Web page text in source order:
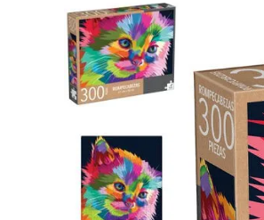
Creatividad y Arte
Figuras de Acción
Gadgets y Electrónicos
Lanzadores
Muñecas